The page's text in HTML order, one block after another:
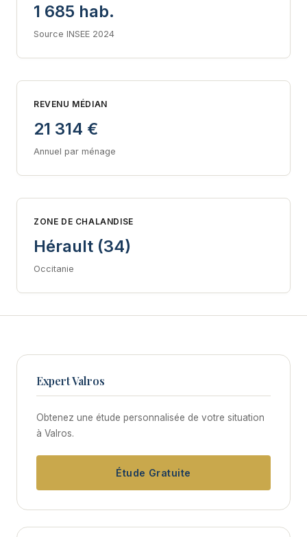
1 685 hab.
Source INSEE 2024
REVENU MÉDIAN
21 314 €
Annuel par ménage
ZONE DE CHALANDISE
Hérault (34)
Occitanie
Expert Valros
Obtenez une étude personnalisée de votre situation
à Valros.
Étude Gratuite